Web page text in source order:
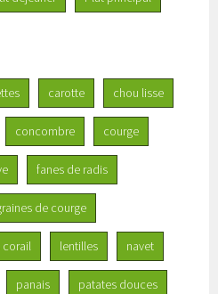
carotte chou lisse
concombre courge
fanes de radis
de courge
corail lentilles navet
panais patates douces